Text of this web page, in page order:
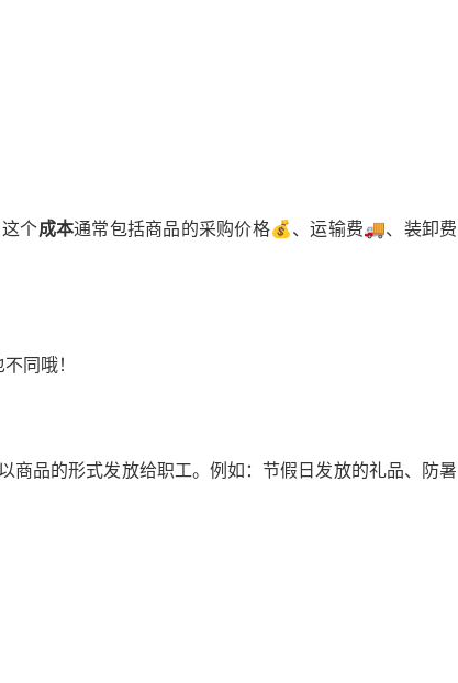
个成本通常包括商品的采购价格💰、运输费🚚、装卸费
同哦！
商品的形式发放给职工。例如：节假日发放的礼品、防暑